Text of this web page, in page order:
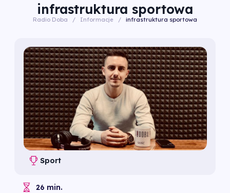
infrastruktura sportowa
Radio Doba / Informacje / infrastruktura sportowa
Sport
26 min.